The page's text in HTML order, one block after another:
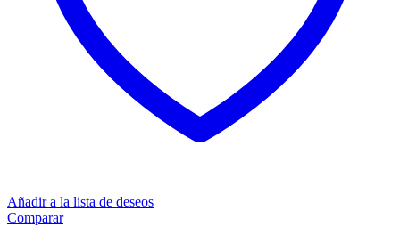
Añadir a la lista de deseos
Comparar